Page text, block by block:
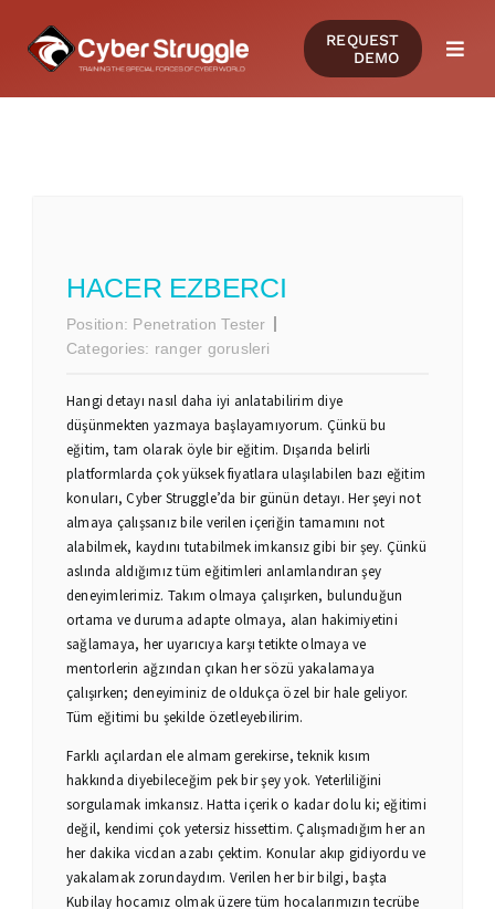
content
REQUEST
DEMO
RESOURCES
COMMUNITY
COMPANY
HACER EZBERCI
Position: Penetration Tester
Categories: ranger gorusleri
Hangi detayı nasıl daha iyi anlatabilirim diye
düşünmekten yazmaya başlayamıyorum. Çünkü bu
eğitim, tam olarak öyle bir eğitim. Dışarıda belirli
platformlarda çok yüksek fiyatlara ulaşılabilen bazı eğitim
konuları, Cyber Struggle’da bir günün detayı. Her şeyi not
almaya çalışsanız bile verilen içeriğin tamamını not
alabilmek, kaydını tutabilmek imkansız gibi bir şey. Çünkü
aslında aldığımız tüm eğitimleri anlamlandıran şey
deneyimlerimiz. Takım olmaya çalışırken, bulunduğun
ortama ve duruma adapte olmaya, alan hakimiyetini
sağlamaya, her uyarıcıya karşı tetikte olmaya ve
mentorlerin ağzından çıkan her sözü yakalamaya
çalışırken; deneyiminiz de oldukça özel bir hale geliyor.
Tüm eğitimi bu şekilde özetleyebilirim.
Farklı açılardan ele almam gerekirse, teknik kısım
hakkında diyebileceğim pek bir şey yok. Yeterliliğini
sorgulamak imkansız. Hatta içerik o kadar dolu ki; eğitimi
değil, kendimi çok yetersiz hissettim. Çalışmadığım her an
her dakika vicdan azabı çektim. Konular akıp gidiyordu ve
yakalamak zorundaydım. Verilen her bir bilgi, başta
Kubilay hocamız olmak üzere tüm hocalarımızın tecrübe